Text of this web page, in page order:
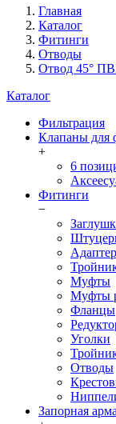
Главная
Каталог
Фитинги
Отводы
Отвод 45°
Каталог
Фильтрация
Клапаны для
+
6
Фитинги
−
Муфты
Муфты
Фланцы
Уголки
Отводы
Запорная